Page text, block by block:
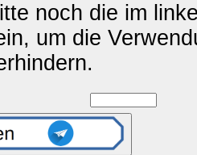
noch die im
um die